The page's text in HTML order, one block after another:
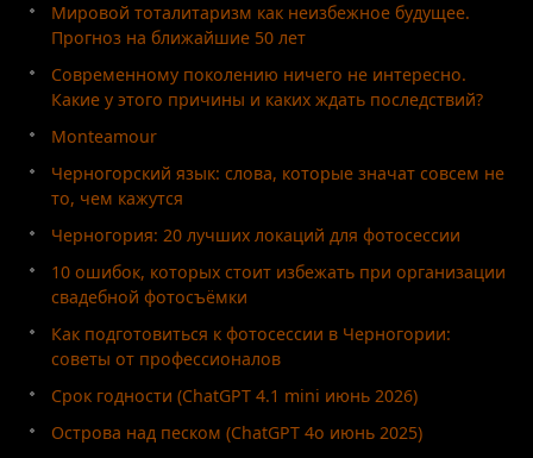
Мировой тоталитаризм как неизбежное будущее.
Прогноз на ближайшие 50 лет
Современному поколению ничего не интересно.
Какие у этого причины и каких ждать последствий?
Monteamour
Черногорский язык: слова, которые значат совсем не
то, чем кажутся
Черногория: 20 лучших локаций для фотосессии
10 ошибок, которых стоит избежать при организации
свадебной фотосъёмки
Как подготовиться к фотосессии в Черногории:
советы от профессионалов
Срок годности (ChatGPT 4.1 mini июнь 2026)
Острова над песком (ChatGPT 4o июнь 2025)